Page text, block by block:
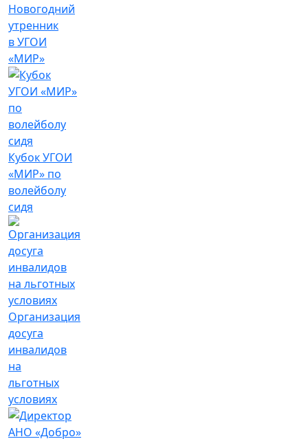
Новогодний
утренник
в УГОИ
«МИР»
Кубок УГОИ
«МИР» по
волейболу
сидя
Организация
досуга
инвалидов
на
льготных
условиях